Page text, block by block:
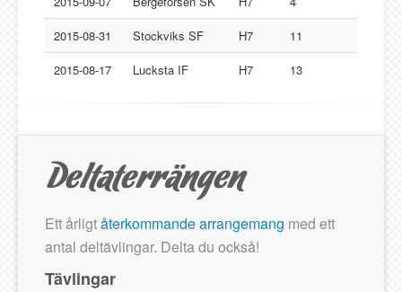
2015-08-31
Stockviks SF H7
11
2015-08-17
Lucksta IF H7 13
Ett årligtåterkommande arrangemang med ett
antal deltävlingar. Delta du också!
Tävlingar